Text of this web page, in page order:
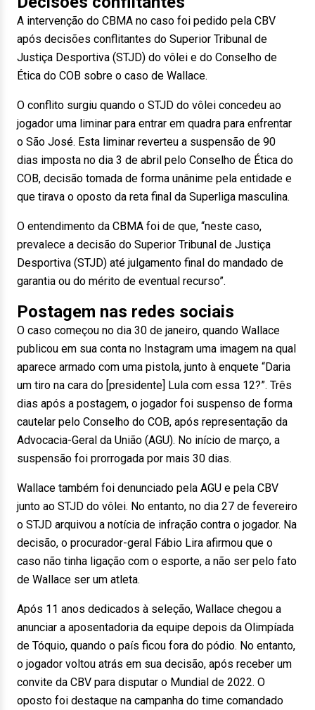
A intervenção do CBMA no caso foi pedido pela CBV
após decisões conflitantes do Superior Tribunal de
Justiça Desportiva (STJD) do vôlei e do Conselho de
Ética do COB sobre o caso de Wallace.
O conflito surgiu quando o STJD do vôlei concedeu ao
jogador uma liminar para entrar em quadra para enfrentar
o São José. Esta liminar reverteu a suspensão de 90
dias imposta no dia 3 de abril pelo Conselho de Ética do
COB, decisão tomada de forma unânime pela entidade e
que tirava o oposto da reta final da Superliga masculina.
O entendimento da CBMA foi de que, “neste caso,
prevalece a decisão do Superior Tribunal de Justiça
Desportiva (STJD) até julgamento final do mandado de
garantia ou do mérito de eventual recurso”.
Postagem nas redes sociais
O caso começou no dia 30 de janeiro, quando Wallace
publicou em sua conta no Instagram uma imagem na qual
aparece armado com uma pistola, junto à enquete “Daria
um tiro na cara do [presidente] Lula com essa 12?”. Três
dias após a postagem, o jogador foi suspenso de forma
cautelar pelo Conselho do COB, após representação da
Advocacia-Geral da União (AGU). No início de março, a
suspensão foi prorrogada por mais 30 dias.
Wallace também foi denunciado pela AGU e pela CBV
junto ao STJD do vôlei. No entanto, no dia 27 de fevereiro
o STJD arquivou a notícia de infração contra o jogador. Na
decisão, o procurador-geral Fábio Lira afirmou que o
caso não tinha ligação com o esporte, a não ser pelo fato
de Wallace ser um atleta.
Após 11 anos dedicados à seleção, Wallace chegou a
anunciar a aposentadoria da equipe depois da Olimpíada
de Tóquio, quando o país ficou fora do pódio. No entanto,
o jogador voltou atrás em sua decisão, após receber um
convite da CBV para disputar o Mundial de 2022. O
oposto foi destaque na campanha do time comandado